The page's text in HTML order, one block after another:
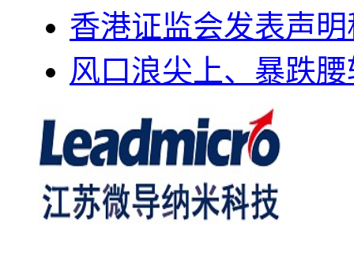
香港证监会发表声
风口浪尖上、暴跌